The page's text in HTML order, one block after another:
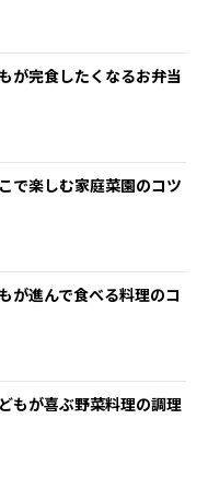
が完食したくなるお弁当
で楽しむ家庭菜園のコツ
が進んで食べる料理のコ
もが喜ぶ野菜料理の調理